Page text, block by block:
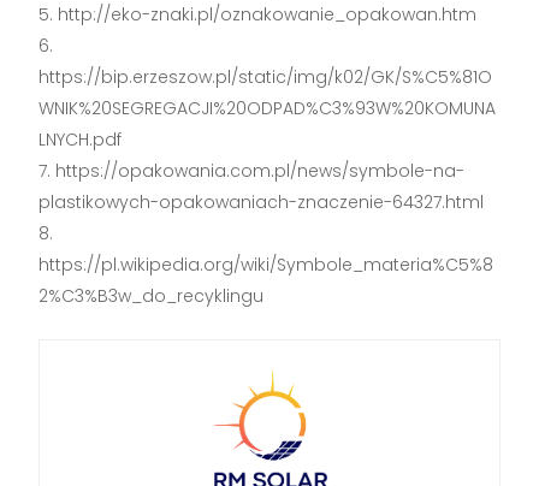
http://eko-znaki.pl/oznakowanie_opakowan.htm
https://bip.erzeszow.pl/static/img/k02/GK/S%C5%81O
WNIK%20SEGREGACJI%20ODPAD%C3%93W%20KOMUNA
LNYCH.pdf
https://opakowania.com.pl/news/symbole-na-
plastikowych-opakowaniach-znaczenie-64327.html
https://pl.wikipedia.org/wiki/Symbole_materia%C5%8
2%C3%B3w_do_recyklingu